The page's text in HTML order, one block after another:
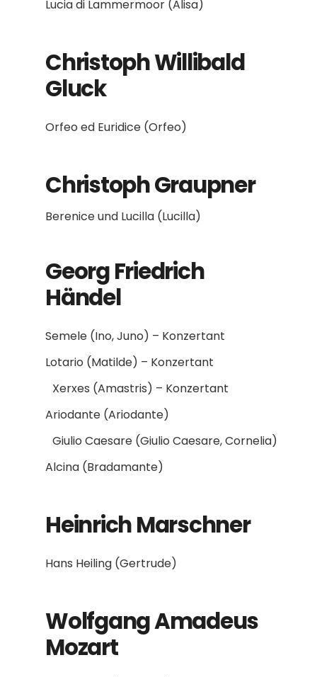
Lucia di Lammermoor (Alisa)
Christoph Willibald
Gluck
Orfeo ed Euridice (Orfeo)
Christoph Graupner
Berenice und Lucilla (Lucilla)
Georg Friedrich
Händel
Semele (Ino, Juno) – Konzertant
Lotario (Matilde) – Konzertant
Xerxes (Amastris) – Konzertant
Ariodante (Ariodante)
Giulio Caesare (Giulio Caesare, Cornelia)
Alcina (Bradamante)
Heinrich Marschner
Hans Heiling (Gertrude)
Wolfgang Amadeus
Mozart